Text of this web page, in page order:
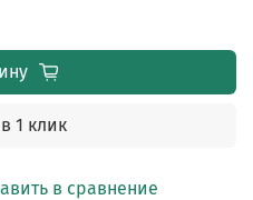
в сравнение
1 клик